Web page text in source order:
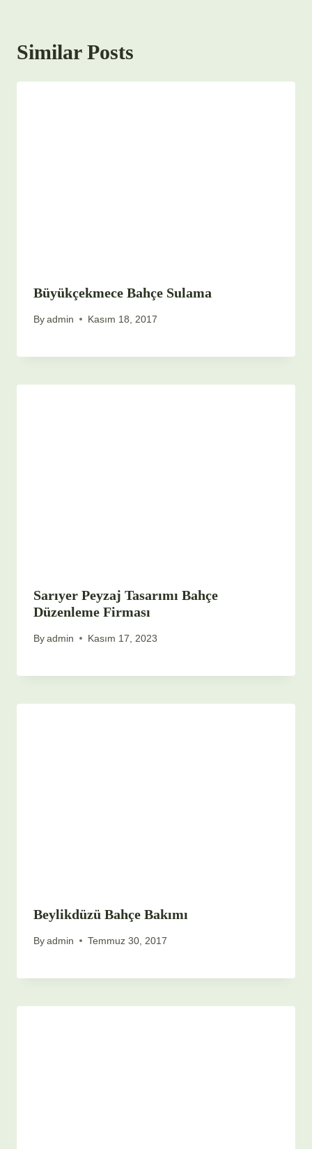
Similar Posts
Büyükçekmece Bahçe Sulama
Byadmin Kasım 18, 2017
Sarıyer Peyzaj Tasarımı Bahçe
Düzenleme Firması
Byadmin Kasım 17, 2023
Beylikdüzü Bahçe Bakımı
Byadmin Temmuz 30, 2017